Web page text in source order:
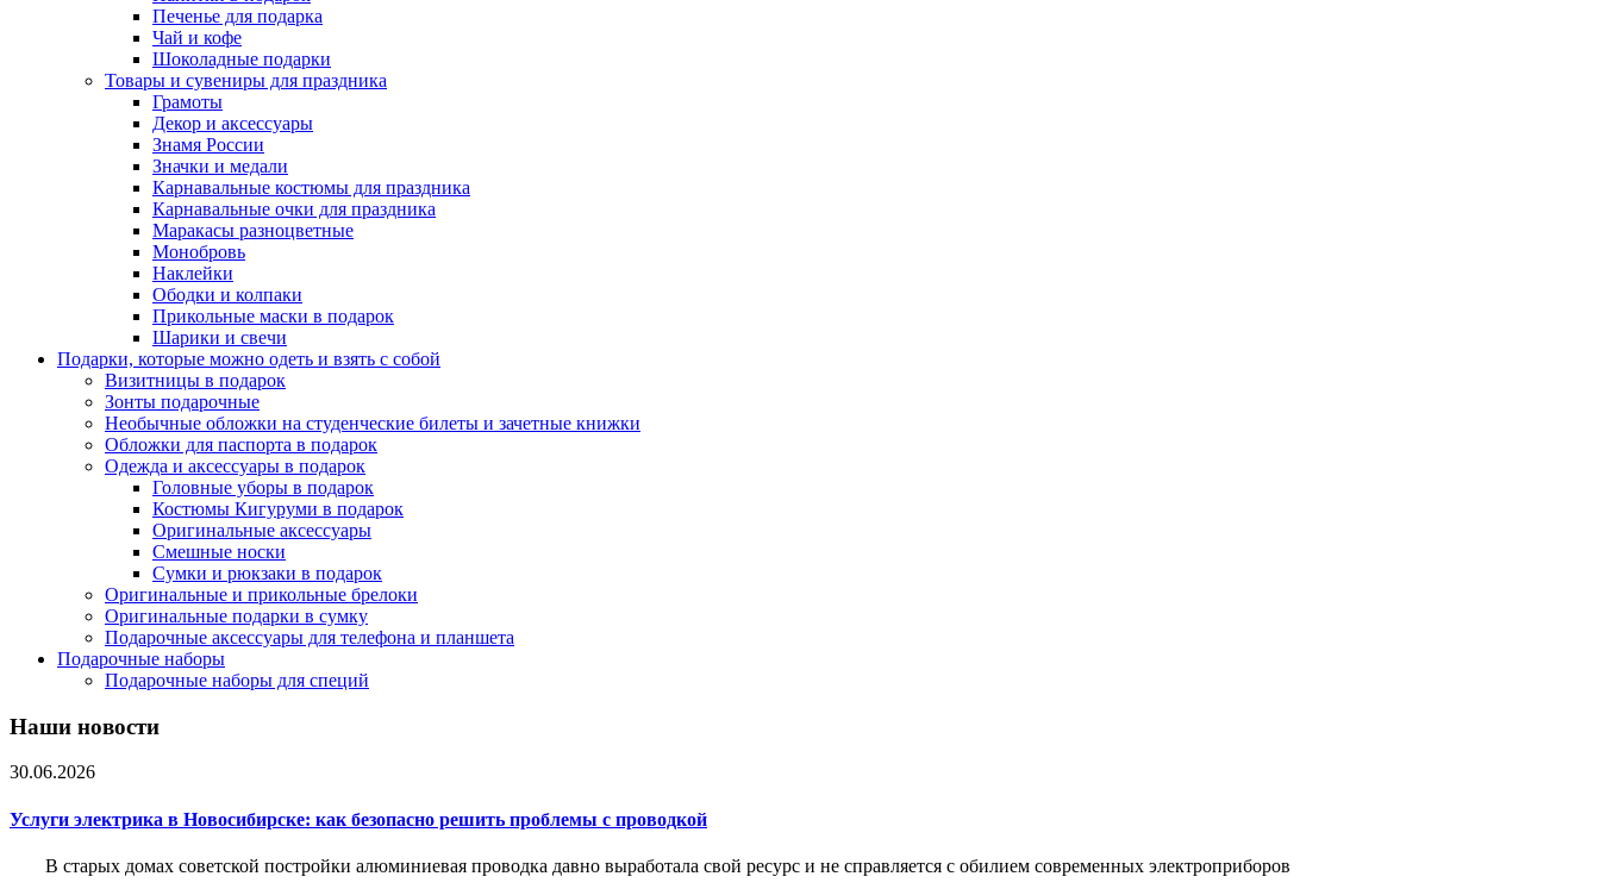
Печенье для подарка
Чай и кофе
Шоколадные подарки
Товары и сувениры для праздника
Грамоты
Декор и аксессуары
Знамя России
Значки и медали
Карнавальные костюмы для праздника
Карнавальные очки для праздника
Маракасы разноцветные
Монобровь
Наклейки
Ободки и колпаки
Прикольные маски в подарок
Шарики и свечи
Подарки, которые можно одеть и взять с собой
Визитницы в подарок
Зонты подарочные
Необычные обложки на студенческие билеты и зачетные книжки
Обложки для паспорта в подарок
Одежда и аксессуары в подарок
Головные уборы в подарок
Костюмы Кигуруми в подарок
Оригинальные аксессуары
Смешные носки
Сумки и рюкзаки в подарок
Оригинальные и прикольные брелоки
Оригинальные подарки в сумку
Подарочные аксессуары для телефона и планшета
Подарочные наборы
Подарочные наборы для специй
Наши новости
30.06.2026
Услуги электрика в Новосибирске: как безопасно решить проблемы с проводкой
В старых домах советской постройки алюминиевая проводка давно выработала свой ресурс и не справляется с обилием современных электроприборов